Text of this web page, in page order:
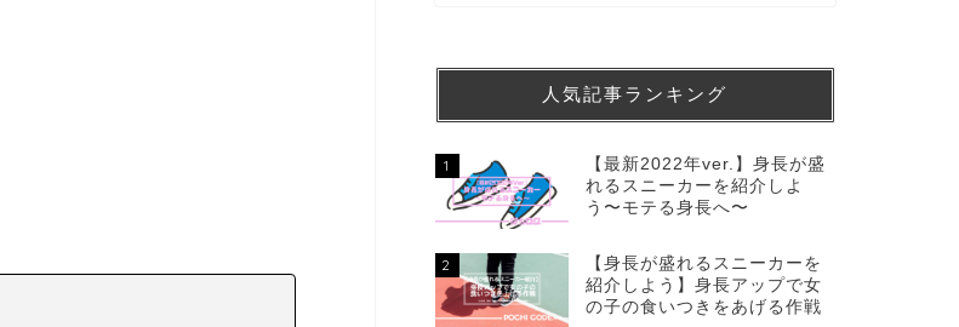
人気記事ランキング
1
【最新2022年ver.】身長が盛
れるスニーカーを紹介しよ
う〜モテる身長へ〜
2
【身長が盛れるスニーカーを
紹介しよう】身長アップで女
の子の食いつきをあげる作戦